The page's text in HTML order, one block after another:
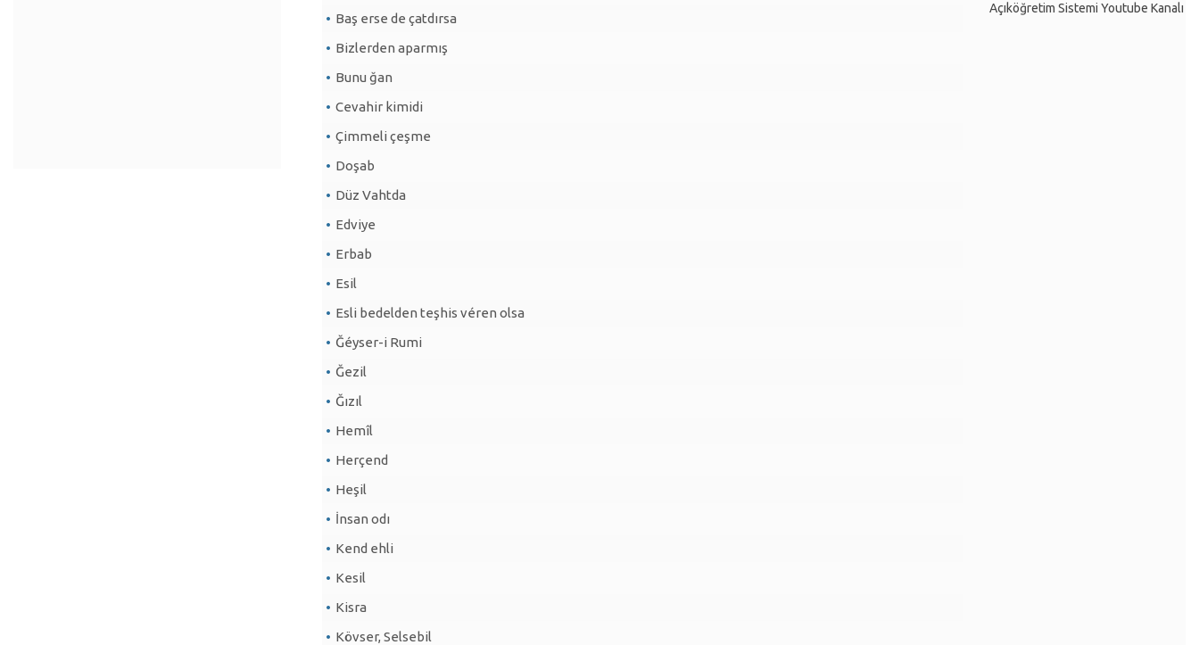
Baş erse de çatdırsa
Bizlerden aparmış
Bunu ğan
Cevahir kimidi
Çimmeli çeşme
Doşab
Düz Vahtda
Edviye
Erbab
Esil
Esli bedelden teşhis véren olsa
Ğéyser-i Rumi
Ğezil
Ğızıl
Hemîl
Herçend
Heşil
İnsan odı
Kend ehli
Kesil
Kisra
Kövser, Selsebil
Açıköğretim Sistemi Youtube Kanalı